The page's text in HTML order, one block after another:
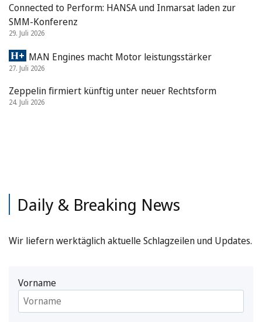
Connected to Perform: HANSA und Inmarsat laden zur
SMM-Konferenz
29. Juli 2026
MAN Engines macht Motor leistungsstärker
27. Juli 2026
Zeppelin firmiert künftig unter neuer Rechtsform
24. Juli 2026
Daily & Breaking News
Wir liefern werktäglich aktuelle Schlagzeilen und Updates.
Vorname